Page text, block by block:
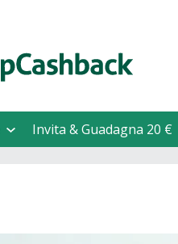
Invita & Guadagna 20 €